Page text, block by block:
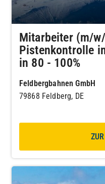
Mitarbeiter (m/
Pistenkontrolle
in 80 - 100%
Feldbergbahnen GmbH
79868 Feldberg, DE